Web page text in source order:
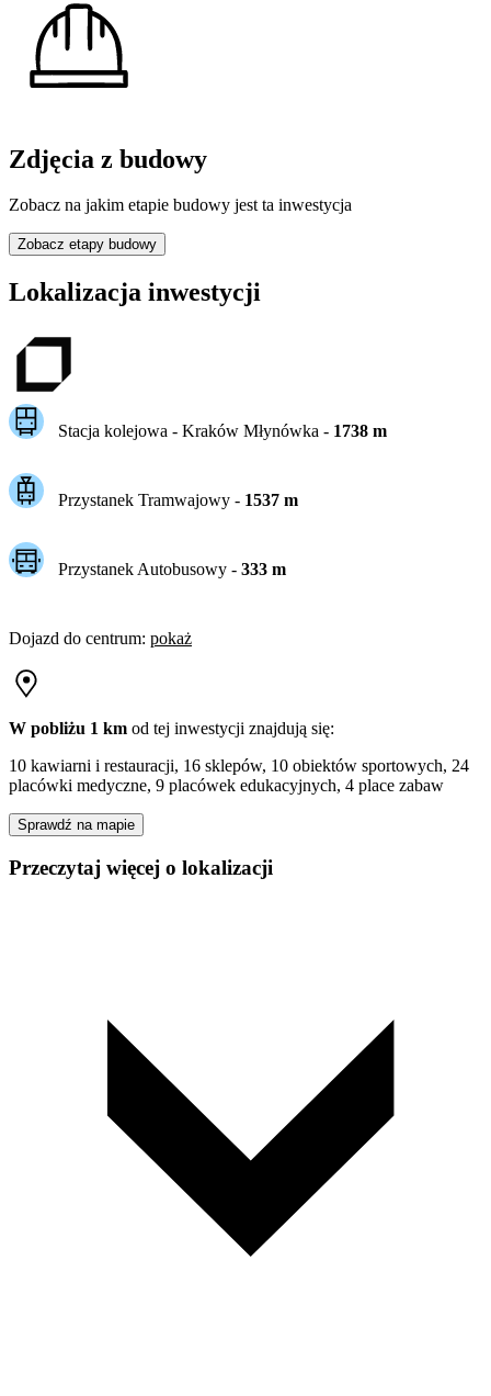
Zdjęcia z budowy
Zobacz na jakim etapie budowy jest ta inwestycja
Zobacz etapy budowy
Lokalizacja inwestycji
Stacja kolejowa - Kraków Młynówka - 1738m
Przystanek Tramwajowy - 1537m
Przystanek Autobusowy - 333m
Dojazd do centrum: pokaż
W pobliżu 1 km od tej inwestycji znajdują się:
10 kawiarni i restauracji, 16 sklepów, 10 obiektów sportowych, 24
placówki medyczne, 9 placówek edukacyjnych, 4 place zabaw
Sprawdź na mapie
Przeczytaj więcej o lokalizacji